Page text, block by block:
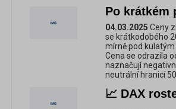
Po krátkém
04.03.2025 Ceny
se krátkodobého
mírně pod
Cena se odrazila
naznačují
neutrální hranicí
📈 DAX